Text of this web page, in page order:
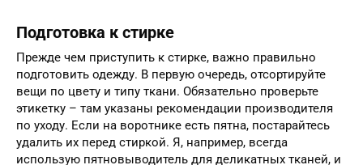
Подготовка к стирке
Прежде чем приступить к стирке, важно правильно
подготовить одежду. В первую очередь, отсортируйте
вещи по цвету и типу ткани. Обязательно проверьте
этикетку – там указаны рекомендации производителя
по уходу. Если на воротнике есть пятна, постарайтесь
удалить их перед стиркой. Я, например, всегда
использую пятновыводитель для деликатных тканей, и